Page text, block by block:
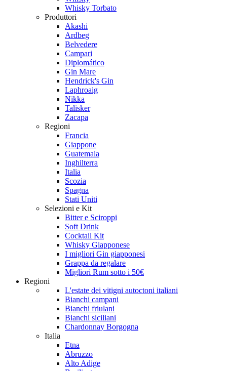
Whisky Torbato
Produttori
Akashi
Ardbeg
Belvedere
Campari
Diplomático
Gin Mare
Hendrick's Gin
Laphroaig
Nikka
Talisker
Zacapa
Regioni
Francia
Giappone
Guatemala
Inghilterra
Italia
Scozia
Spagna
Stati Uniti
Selezioni e Kit
Bitter e Sciroppi
Soft Drink
Cocktail Kit
Whisky Giapponese
I migliori Gin giapponesi
Grappa da regalare
Migliori Rum sotto i 50€
Regioni
L'estate dei vitigni autoctoni italiani
Bianchi campani
Bianchi friulani
Bianchi siciliani
Chardonnay Borgogna
Italia
Etna
Abruzzo
Alto Adige